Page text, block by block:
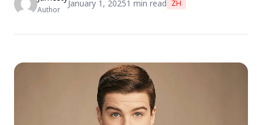
Author
January 1, 20251 min read ZH